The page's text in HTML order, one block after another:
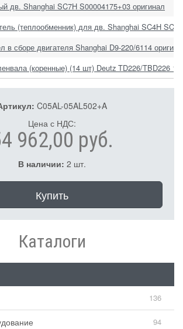
дв. Shanghai SC7H S00004175+03 оригинал
(теплообменник) для дв. Shanghai SC4H
в сборе двигателя Shanghai D9-220/6114
(коренные) (14 шт) Deutz TD226/TBD226
C05AL-05AL502+A
Цена с НДС:
962,00 руб.
В наличии: 2 шт.
Купить
Каталоги
136
94